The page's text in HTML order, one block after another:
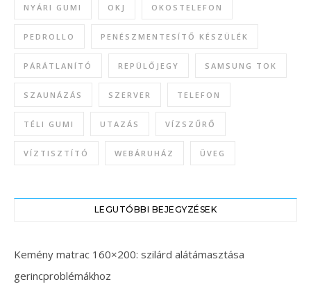
NYÁRI GUMI OKJ OKOSTELEFON
PEDROLLO PENÉSZMENTESÍTŐ KÉSZÜLÉK
PÁRÁTLANÍTÓ REPÜLŐJEGY SAMSUNG TOK
SZAUNÁZÁS SZERVER TELEFON
TÉLI GUMI UTAZÁS VÍZSZŰRŐ
VÍZTISZTÍTÓ WEBÁRUHÁZ ÜVEG
LEGUTÓBBI BEJEGYZÉSEK
Kemény matrac 160×200: szilárd alátámasztása
gerincproblémákhoz